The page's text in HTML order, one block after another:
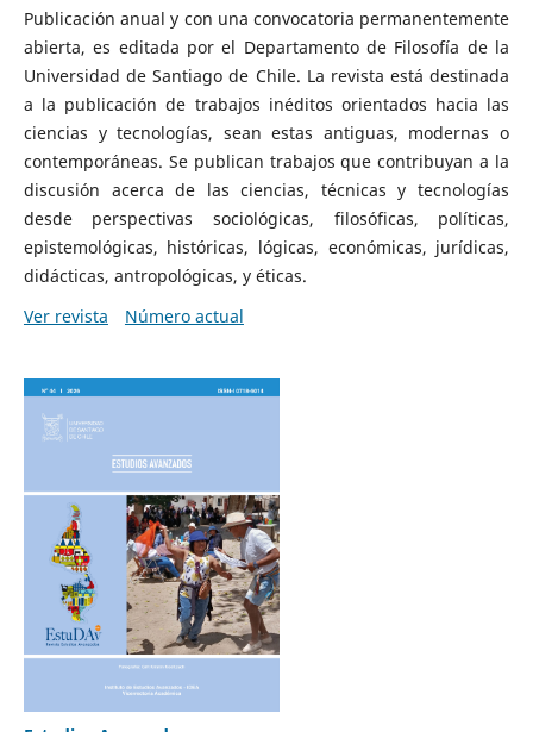
Publicación anual y con una convocatoria permanentemente
abierta, es editada por el Departamento de Filosofía de la
Universidad de Santiago de Chile. La revista está destinada
a la publicación de trabajos inéditos orientados hacia las
ciencias y tecnologías, sean estas antiguas, modernas o
contemporáneas. Se publican trabajos que contribuyan a la
discusión acerca de las ciencias, técnicas y tecnologías
desde perspectivas sociológicas, filosóficas, políticas,
epistemológicas, históricas, lógicas, económicas, jurídicas,
didácticas, antropológicas, y éticas.
Ver revista
Número actual